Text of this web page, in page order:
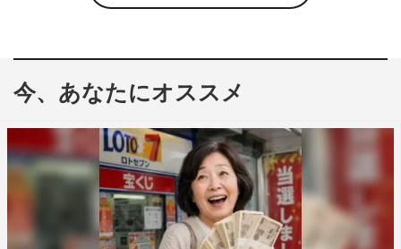
今、あなたにオススメ